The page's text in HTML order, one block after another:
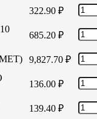
322.90 ₽
685.20 ₽
9,827.70 ₽
136.00 ₽
139.40 ₽